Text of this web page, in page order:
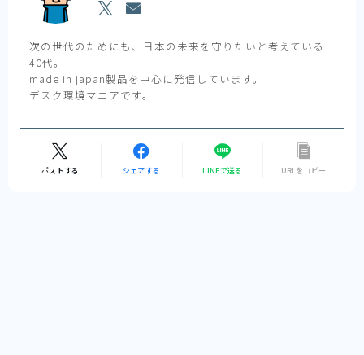
次の世代のためにも、日本の未来を守りたいと考えている
40代。
made in japan製品を中心に発信しています。
デスク環境マニアです。
ポストする シェアする LINEで送る URLをコピー